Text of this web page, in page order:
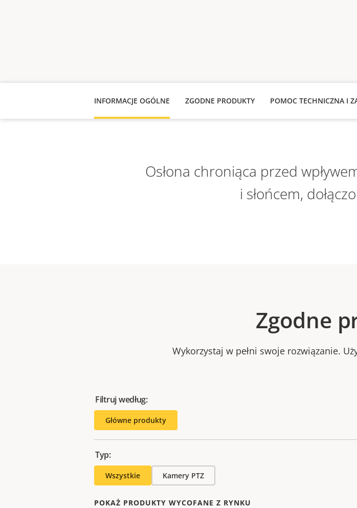
INFORMACJE OGÓLNE ZGODNE PRODUKTY POMOC TECHNICZNA I
Osłona chroniąca przed
i słońcem,
Zgodne
Wykorzystaj w pełni swoje rozwiązanie.
Filtruj według:
Główne produkty
Typ:
Wszystkie Kamery PTZ
POKAŻ PRODUKTY WYCOFANE Z RYNKU